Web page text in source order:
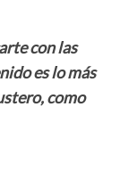
con las
es lo más
como